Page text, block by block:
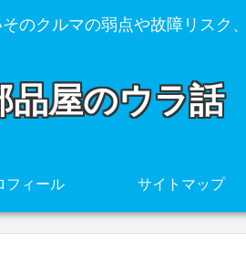
のクルマの弱点や故障リスク
品屋のウラ話
フィール サイトマップ